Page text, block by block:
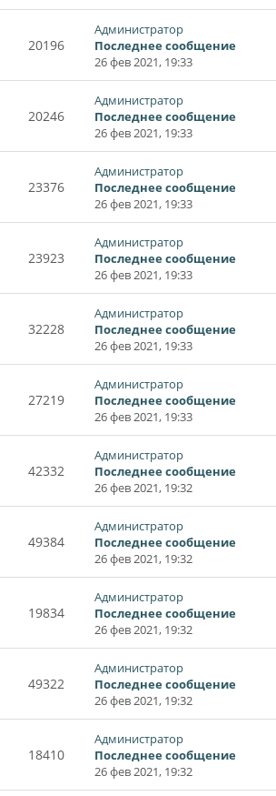
20196
Администратор
Последнее сообщение
26 фев 2021, 19:33
20246
Администратор
Последнее сообщение
26 фев 2021, 19:33
23376
Администратор
Последнее сообщение
26 фев 2021, 19:33
23923
Администратор
Последнее сообщение
26 фев 2021, 19:33
32228
Администратор
Последнее сообщение
26 фев 2021, 19:33
27219
Администратор
Последнее сообщение
26 фев 2021, 19:33
42332
Администратор
Последнее сообщение
26 фев 2021, 19:32
49384
Администратор
Последнее сообщение
26 фев 2021, 19:32
19834
Администратор
Последнее сообщение
26 фев 2021, 19:32
49322
Администратор
Последнее сообщение
26 фев 2021, 19:32
18410
Администратор
Последнее сообщение
26 фев 2021, 19:32